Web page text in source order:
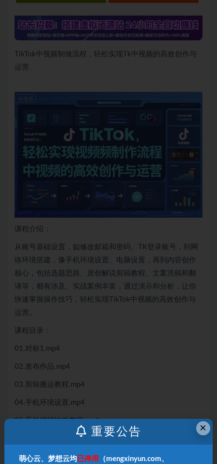
TikTok中视频制做流程，轻松实现Tk中视频的高效创作与
运营
课程介绍：
从账号基础设置，如修改邮箱和密码、TK登录账号，到网
络环境搭建，像手机环境设置、电脑设置，再到内容创作
核心，包括选题思路、原创解说剪辑教程、文案洗稿和翻
译等，都有涉及。实战案例丰富，通过演示和分析，让你
快速掌握操作技巧，轻松实现TikTok中视频的高效创作与
运营。
课程目录：
01.对标1.mp4
02.发布作品.mp4
03.剪辑搬运教程.mp4
04.手机环境设置.mp4
05.手机绕锁软件教程.mp4
07.文案洗稿和翻译.mp4
×
重要公告
萌心云、梦想云均 已停用 （mengxinyun.com、